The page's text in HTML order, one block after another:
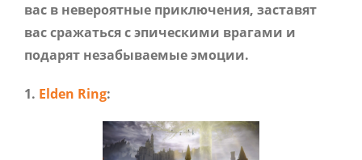
вас в невероятные приключения, заставят
вас сражаться с эпическими врагами и
подарят незабываемые эмоции.
1. Elden Ring: